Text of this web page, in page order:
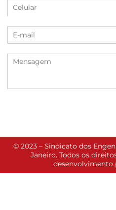
© 2023 – Sindicato dos
Janeiro. Todos os
desenvolvimento